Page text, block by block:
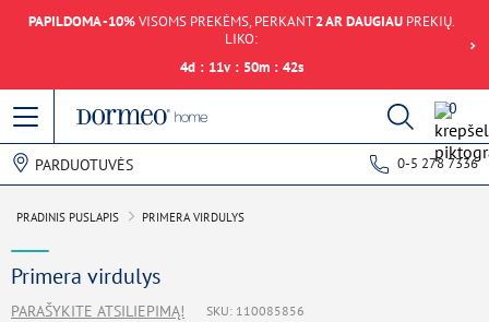
PAPILDOMA -10%VISOMS PREKĖMS, PERKANT2 AR DAUGIAUPREKIŲ.
LIKO:
4d : 11v : 50m : 42s
0
PARDUOTUVĖS 0-5 278 7336
PRADINIS PUSLAPIS PRIMERA VIRDULYS
Primera virdulys
PARAŠYKITE ATSILIEPIMĄ! SKU: 110085856